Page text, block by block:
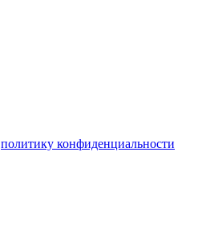
политику конфиденциальности